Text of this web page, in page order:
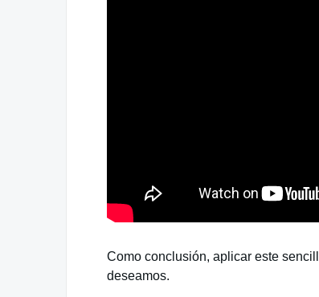
Como conclusión, aplicar este
deseamos.